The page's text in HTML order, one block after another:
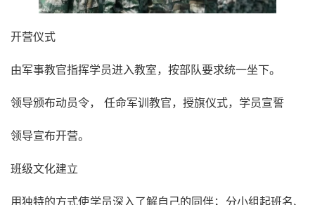
开营仪式
由军事教官指挥学员进入教室，按部队要求统一坐下。
领导颁布动员令， 任命军训教官，授旗仪式，学员宣誓
领导宣布开营。
班级文化建立
用独特的方式使学员深入了解自己的同伴；分小组起班名、